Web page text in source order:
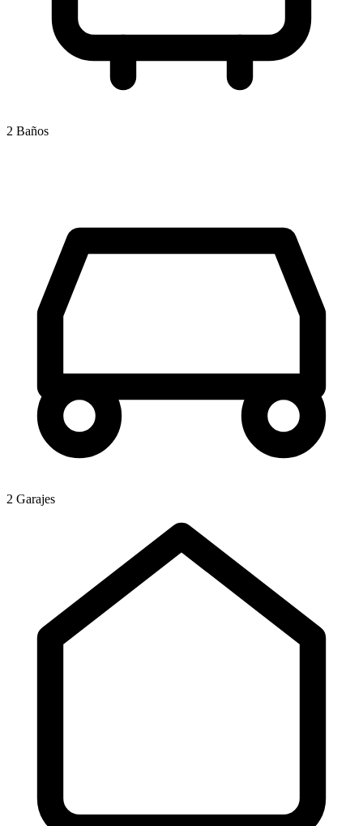
2 Baños
2 Garajes